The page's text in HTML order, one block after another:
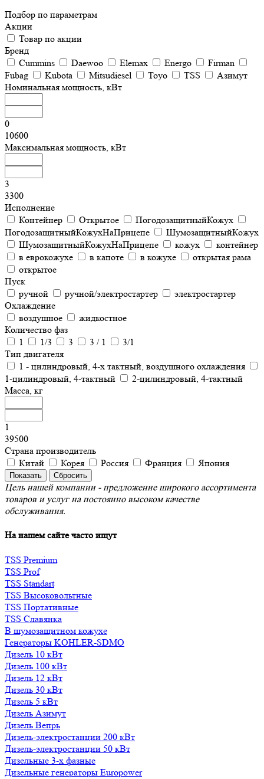
Подбор по параметрам
Акции
Товар по акции
Бренд
Cummins
Daewoo Elemax Energo
Firman
Fubag
Kubota Mitsudiesel Toyo TSS
Азимут
Номинальная мощность, кВт
0
10600
Максимальная мощность, кВт
3
3300
Исполнение
Контейнер
Открытое
ПогодозащитныйКожух
ПогодозащитныйКожухНаПрицепе
ШумозащитныйКожух
ШумозащитныйКожухНаПрицепе
кожух
контейнер
в еврокожухе
в капоте в кожухе
открытая рама
открытое
Пуск
ручной
ручной/электростартер
электростартер
Охлаждение
воздушное
жидкостное
Количество фаз
1
1/3 3 3 / 1
3/1
Тип двигателя
1 - цилиндровый, 4-х тактный, воздушного охлаждения
1-цилиндровый, 4-тактный
2-цилиндровый, 4-тактный
Масса, кг
1
39500
Страна производитель
Китай
Корея Россия Франция Япония
Цель нашей компании - предложение широкого ассортимента
товаров и услуг на постоянно высоком качестве
обслуживания.
На нашем сайте часто ищут
TSS Premium
TSS Prof
TSS Standart
TSS Высоковольтные
TSS Портативные
TSS Славянка
В шумозащитном кожухе
Генераторы KOHLER-SDMO
Дизель 10 кВт
Дизель 100 кВт
Дизель 12 кВт
Дизель 30 кВт
Дизель 5 кВт
Дизель Азимут
Дизель Вепрь
Дизель-электростанции 200 кВт
Дизель-электростанции 50 кВт
Дизельные 3-х фазные
Дизельные генераторы Europower